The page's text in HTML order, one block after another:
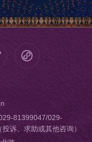
81399047/029-
诉、求助或其他咨询）